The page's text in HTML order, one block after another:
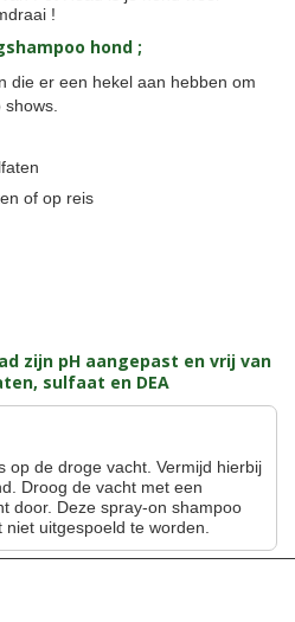
!
hond ;
die er een hekel aan hebben om
of op reis
zijn pH aangepast en vrij van
sulfaat en DEA
op de droge vacht. Vermijd hierbij
Droog de vacht met een
door. Deze spray-on shampoo
uitgespoeld te worden.